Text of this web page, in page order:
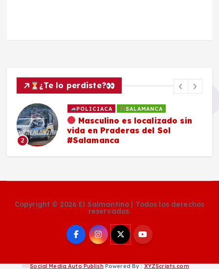
¿Te lo perdiste?
2
POLICIACA SALAMANCA
Masculino es localizado sin
vida en Praderas del Sol
#Salamanca
Copyright © 2026 El Salmantino | Todos los derechos
reservados.
Social Media Auto Publish Powered By : XYZScripts.com